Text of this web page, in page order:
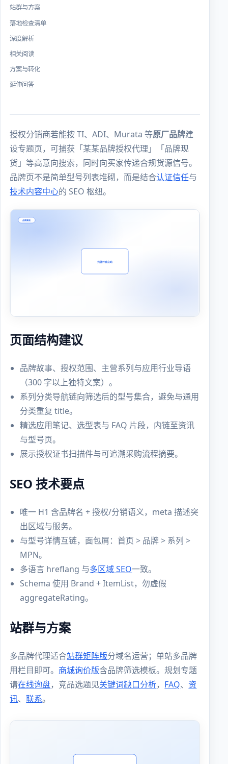
站群与方案
落地检查清单
深度解析
相关阅读
方案与转化
延伸问答
授权分销商若能按 TI、ADI、Murata 等原厂品牌建
设专题页，可捕获「某某品牌授权代理」「品牌现
货」等高意向搜索，同时向买家传递合规货源信号。
品牌页不是简单型号列表堆砌，而是结合认证信任与
技术内容中心的 SEO 枢纽。
页面结构建议
品牌故事、授权范围、主营系列与应用行业导语
（300 字以上独特文案）。
系列分类导航链向筛选后的型号集合，避免与通用
分类重复 title。
精选应用笔记、选型表与 FAQ 片段，内链至资讯
与型号页。
展示授权证书扫描件与可追溯采购流程摘要。
SEO 技术要点
唯一 H1 含品牌名 + 授权/分销语义，meta 描述突
出区域与服务。
与型号详情互链，面包屑：首页 > 品牌 > 系列 >
MPN。
多语言 hreflang 与多区域 SEO一致。
Schema 使用 Brand + ItemList，勿虚假
aggregateRating。
站群与方案
多品牌代理适合站群矩阵版分域名运营；单站多品牌
用栏目即可。 商城询价版含品牌筛选模板。规划专题
请在线询盘，竞品选题见关键词缺口分析， FAQ、 资
讯、联系。